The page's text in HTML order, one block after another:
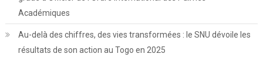
Académiques
Au-delà des chiffres, des vies transformées : le SNU dévoile les
résultats de son action au Togo en 2025